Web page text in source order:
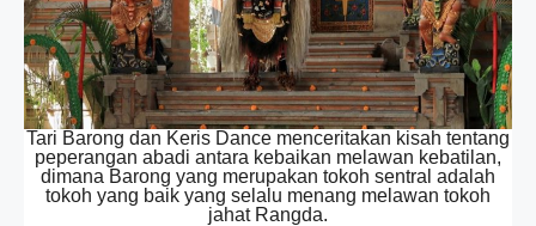
Tari Barong dan Keris Dance menceritakan kisah tentang
peperangan abadi antara kebaikan melawan kebatilan,
dimana Barong yang merupakan tokoh sentral adalah
tokoh yang baik yang selalu menang melawan tokoh
jahat Rangda.